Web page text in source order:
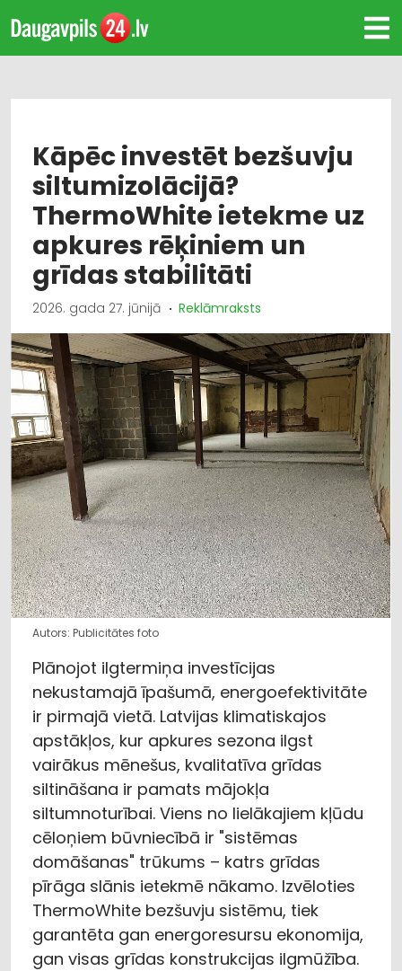
Kāpēc investēt bezšuvju
siltumizolācijā?
ThermoWhite ietekme uz
apkures rēķiniem un
grīdas stabilitāti
2026. gada 27. jūnijā Reklāmraksts
Autors: Publicitātes foto
Plānojot ilgtermiņa investīcijas
nekustamajā īpašumā, energoefektivitāte
ir pirmajā vietā. Latvijas klimatiskajos
apstākļos, kur apkures sezona ilgst
vairākus mēnešus, kvalitatīva grīdas
siltināšana ir pamats mājokļa
siltumnoturībai. Viens no lielākajiem kļūdu
cēloņiem būvniecībā ir "sistēmas
domāšanas" trūkums – katrs grīdas
pīrāga slānis ietekmē nākamo. Izvēloties
ThermoWhite bezšuvju sistēmu, tiek
garantēta gan energoresursu ekonomija,
gan visas grīdas konstrukcijas ilgmūžība.